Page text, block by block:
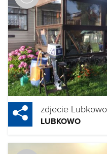
zdjecie Lubkowo
LUBKOWO